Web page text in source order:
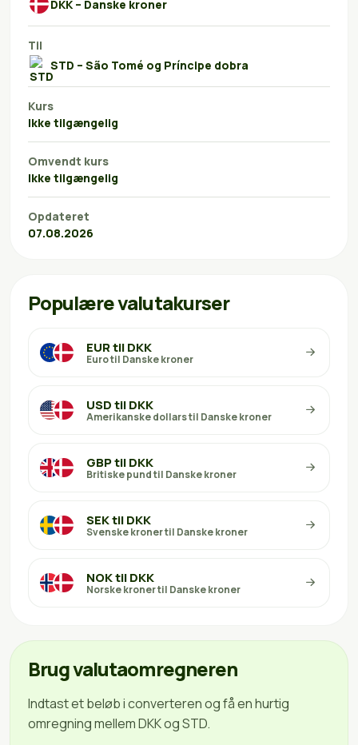
DKK – Danske kroner
Til
STD – São Tomé og Príncipe dobra
Kurs
Ikke tilgængelig
Omvendt kurs
Ikke tilgængelig
Opdateret
07.08.2026
Populære valutakurser
EUR til DKK
Euro til Danske kroner
USD til DKK
Amerikanske dollars til Danske kroner
GBP til DKK
Britiske pund til Danske kroner
SEK til DKK
Svenske kroner til Danske kroner
NOK til DKK
Norske kroner til Danske kroner
Brug valutaomregneren
Indtast et beløb i converteren og få en hurtig
omregning mellem DKK og STD.